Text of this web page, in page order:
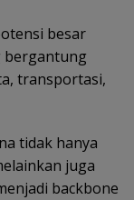
besar
bergantung
transportasi,
tidak hanya
juga
backbone